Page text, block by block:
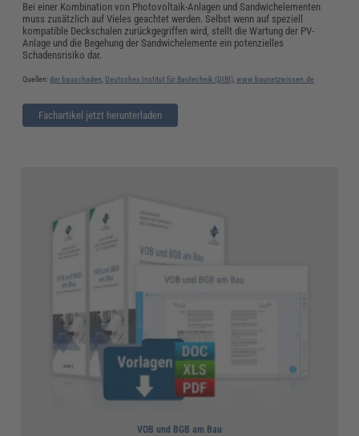
Bei einer Kombination von Photovoltaik-Anlagen und Sandwichelementen
muss zusätzlich auf Vieles geachtet werden. Selbst wenn auf speziell
kompatible Deckschalen zurückgegriffen wird, stellt die Wartung der PV-
Anlage und die Begehung der Sandwichelemente ein potenzielles
Schadensrisiko dar.
Quellen:der bauschaden Deutsches Institut für Bautechnik (DIBt) ,www.baunetzwissen.de
Fachartikel jetzt herunterladen
VOB und BGB am Bau